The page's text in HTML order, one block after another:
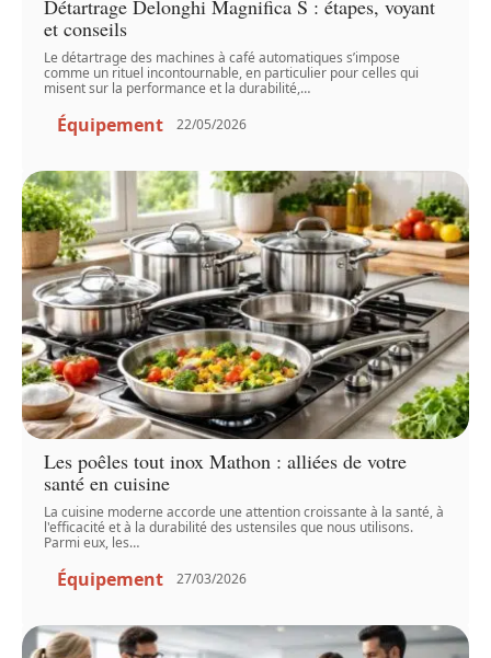
Détartrage Delonghi Magnifica S : étapes, voyant
et conseils
Le détartrage des machines à café automatiques s’impose
comme un rituel incontournable, en particulier pour celles qui
misent sur la performance et la durabilité,…
Équipement 22/05/2026
Les poêles tout inox Mathon : alliées de votre
santé en cuisine
La cuisine moderne accorde une attention croissante à la santé, à
l'efficacité et à la durabilité des ustensiles que nous utilisons.
Parmi eux, les…
Équipement 27/03/2026